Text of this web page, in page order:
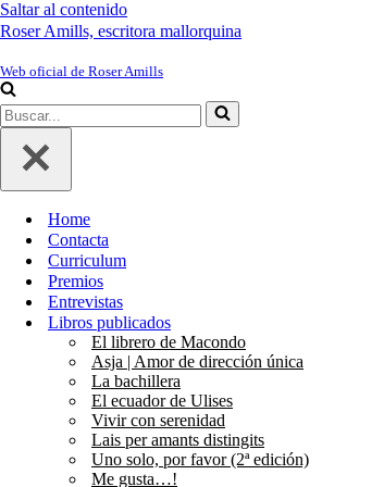
Saltar al contenido
Roser Amills, escritora mallorquina
Web oficial de Roser Amills
Buscar...
Home
Contacta
Curriculum
Premios
Entrevistas
Libros publicados
El librero de Macondo
Asja | Amor de dirección única
La bachillera
El ecuador de Ulises
Vivir con serenidad
Lais per amants distingits
Uno solo, por favor (2ª edición)
Me gusta…!